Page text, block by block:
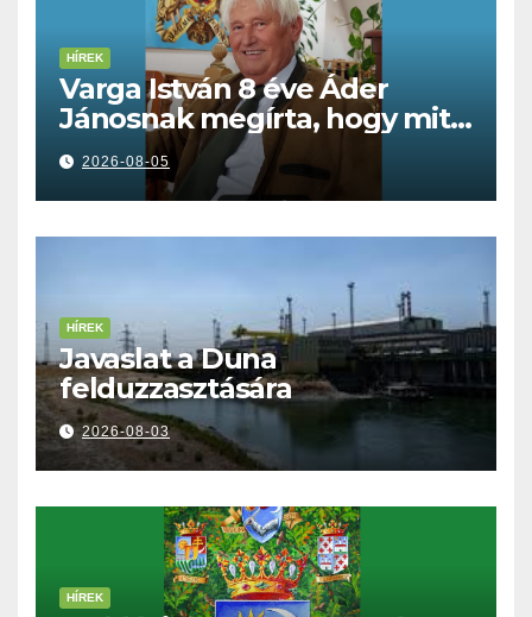
HÍREK
Varga István 8 éve Áder
Jánosnak megírta, hogy mit
kell tennünk a Dunával
2026-08-05
HÍREK
Javaslat a Duna
felduzzasztására
2026-08-03
HÍREK